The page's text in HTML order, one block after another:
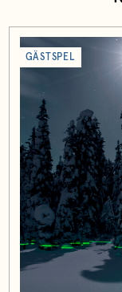
GÄSTSPEL